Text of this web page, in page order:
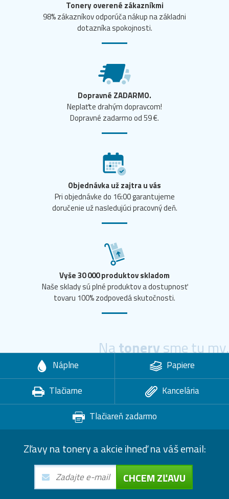
Tonery overené zákazníkmi
98% zákazníkov odporúča nákup na základni
dotazníka spokojnosti.
Dopravné ZADARMO.
Neplaťte drahým dopravcom!
Dopravné zadarmo od 59 €.
Objednávka už zajtra u vás
Pri objednávke do 16:00 garantujeme
doručenie už nasledujúci pracovný deň.
Vyše 30 000 produktov skladom
Naše sklady sú plné produktov a dostupnosť
tovaru 100% zodpovedá skutočnosti.
Natonerysme tu my.
Náplne
Papiere
Tlačiarne
Kancelária
Tlačiareň zadarmo
Zľavy na tonery a akcie ihneď na váš email:
CHCEM ZĽAVU